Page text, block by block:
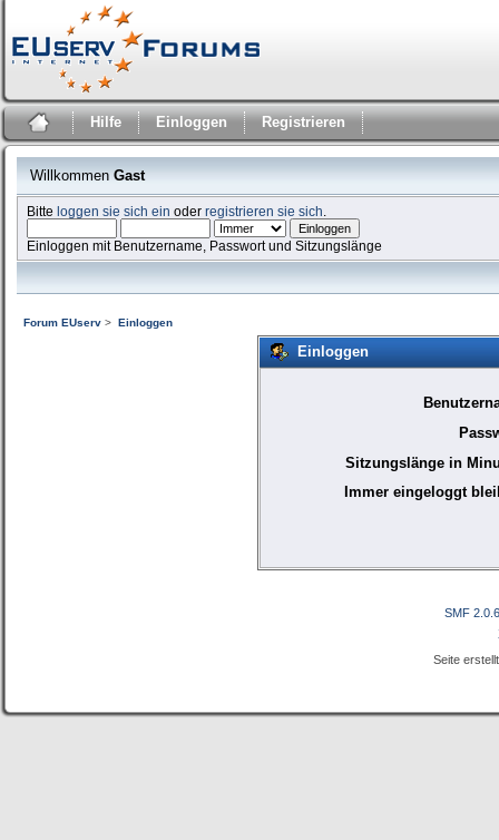
Hilfe Einloggen Registrieren
Willkommen Gast
Bitteloggen sie sich ein oderregistrieren sie sich
Einloggen mit Benutzername, Passwort und Sitzungslänge
Forum EUserv > Einloggen
Einloggen
Sitzungslänge in
Immer eingeloggt
SMF 2.0.6
Seite